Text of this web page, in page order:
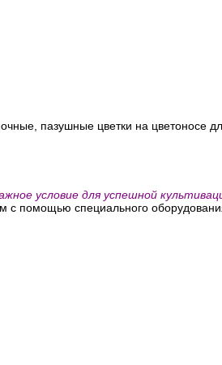
пазушные цветки на
условие для успешной
с помощью специального